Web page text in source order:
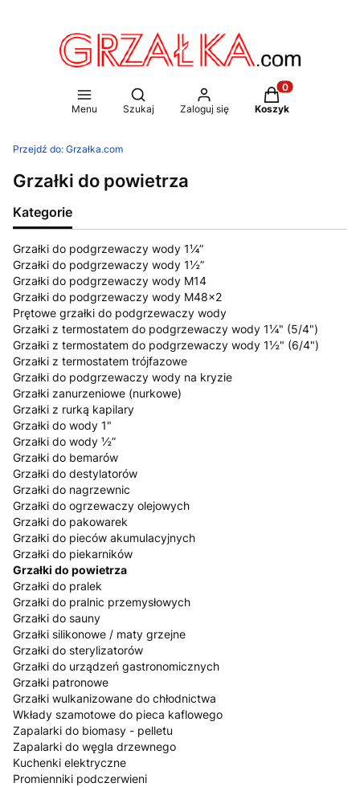
Menu
Otwórz wyszukiwarkę
Szukaj Zaloguj się
Produkty w
Koszyk
Przejdź do: Grzałka.com
Grzałki do powietrza
Kategorie
Grzałki do podgrzewaczy wody 1¼”
Grzałki do podgrzewaczy wody 1½”
Grzałki do podgrzewaczy wody M14
Grzałki do podgrzewaczy wody M48x2
Prętowe grzałki do podgrzewaczy wody
Grzałki z termostatem do podgrzewaczy wody 1¼" (5/4")
Grzałki z termostatem do podgrzewaczy wody 1½" (6/4")
Grzałki z termostatem trójfazowe
Grzałki do podgrzewaczy wody na kryzie
Grzałki zanurzeniowe (nurkowe)
Grzałki z rurką kapilary
Grzałki do wody 1"
Grzałki do wody ½”
Grzałki do bemarów
Grzałki do destylatorów
Grzałki do nagrzewnic
Grzałki do ogrzewaczy olejowych
Grzałki do pakowarek
Grzałki do pieców akumulacyjnych
Grzałki do piekarników
Grzałki do powietrza
Grzałki do pralek
Grzałki do pralnic przemysłowych
Grzałki do sauny
Grzałki silikonowe / maty grzejne
Grzałki do sterylizatorów
Grzałki do urządzeń gastronomicznych
Grzałki patronowe
Grzałki wulkanizowane do chłodnictwa
Wkłady szamotowe do pieca kaflowego
Zapalarki do biomasy - pelletu
Zapalarki do węgla drzewnego
Kuchenki elektryczne
Promienniki podczerwieni